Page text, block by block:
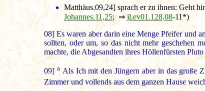
Matthäus.09,24] sprach er zu ihnen: Geht
Johannes.11,25; ⇒jl.ev01.128,08-11*)
08] Es waren aber darin eine Menge Pfeifer und
sollten, oder um, so das nicht mehr geschehen
machte, die Abgesandten ihres Höllenfürsten
09] aAls Ich mit den Jüngern aber in das große
Zimmer und vollends aus dem ganzen Hause